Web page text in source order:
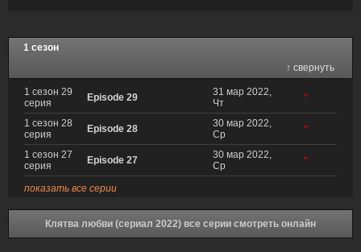
1 сезон
↑ свернуть
1 сезон 29
серия
Episode 29
31 мар 2022,
Чт
*
1 сезон 28
серия
Episode 28
30 мар 2022,
Ср
*
1 сезон 27
серия
Episode 27
30 мар 2022,
Ср
*
показать все серии
Клятва любви (сериал 2022) все серии смотреть онлайн